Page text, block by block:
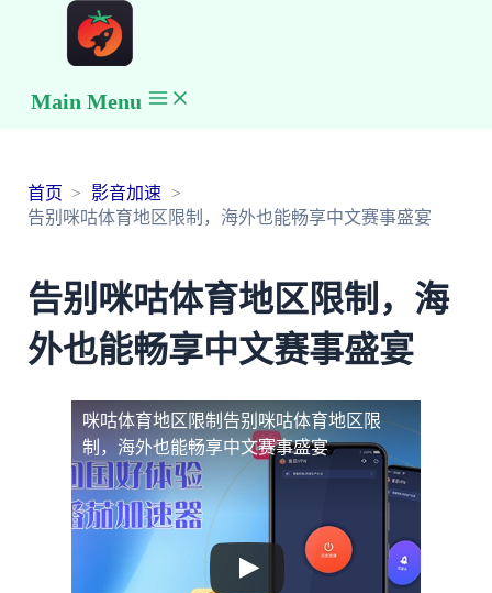
Main Menu
首页
影音加速
告别咪咕体育地区限制，海外也能畅享中文赛事盛宴
告别咪咕体育地区限制，海
外也能畅享中文赛事盛宴
咪咕体育地区限制 告别咪咕体育地区限
制，海外也能畅享中文赛事盛宴